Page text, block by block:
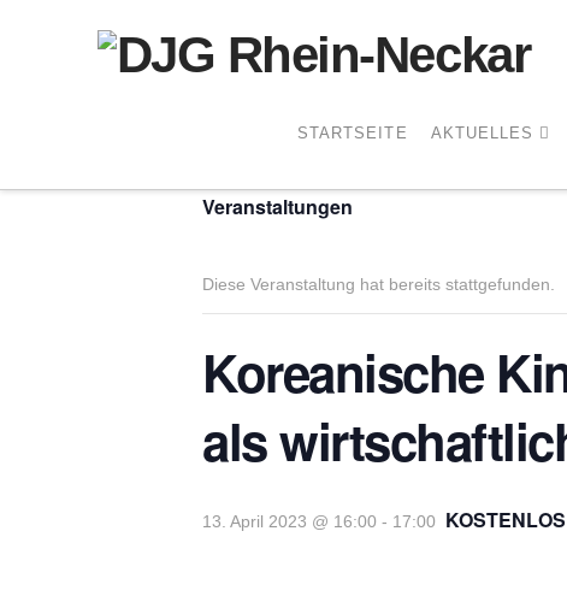
STARTSEITE AKTUELLES
Veranstaltungen
Diese Veranstaltung hat bereits stattgefunden.
Koreanische
als
13. April 2023 @ 16:00 - 17:00 KOSTENLOS